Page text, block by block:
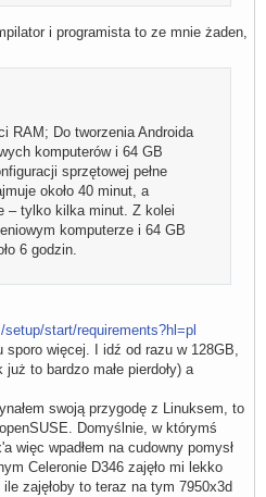
i programista to ze mnie żaden,
RAM; Do tworzenia Androida
komputerów i 64 GB
sprzętowej pełne
około 40 minut, a
– tylko kilka minut. Z kolei
komputerze i 64 GB
6 godzin.
start/requirements?hl=pl
sporo więcej. I idź od razu w 128GB,
to bardzo małe pierdoły) a
swoją przygodę z Linuksem, to
Domyślnie, w którymś
więc wpadłem na cudowny pomysł
Celeronie D346 zajęło mi lekko
zajęłoby to teraz na tym 7950x3d